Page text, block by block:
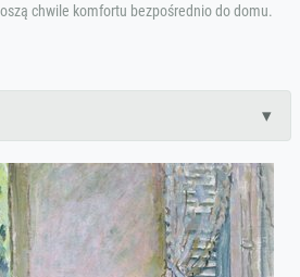
chwile komfortu bezpośrednio do domu.